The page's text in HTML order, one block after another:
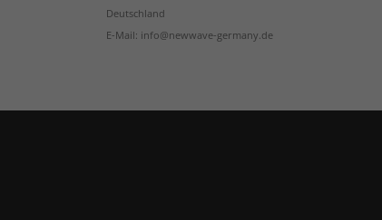
Deutschland
E-Mail: info@newwave-germany.de